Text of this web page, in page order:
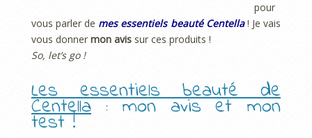
pour
vous parler de mes essentiels beauté Centella! Je vais
vous donner mon avis sur ces produits !
So, let’s go !
Les essentiels beauté de
Centella: mon avis et mon
test !